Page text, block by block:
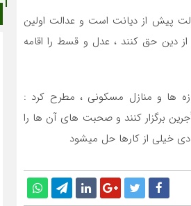
پیش از دیانت است و عدالت اولین
دین حق کنند ، عدل و قسط را اقامه
ها و منازل مسکونی ، مطرح کرد :
برگزار کنند و صحبت های آن ها را
خیلی از کارها حل میشود